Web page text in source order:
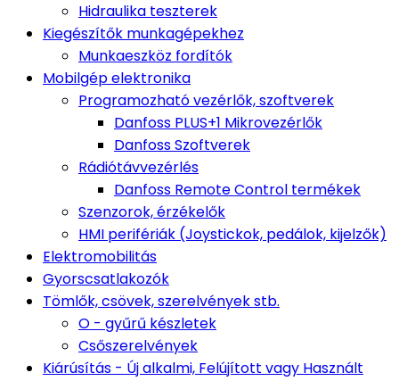
Hidraulika teszterek
Kiegészítők munkagépekhez
Munkaeszköz fordítók
Mobilgép elektronika
Programozható vezérlők, szoftverek
Danfoss PLUS+1 Mikrovezérlők
Danfoss Szoftverek
Rádiótávvezérlés
Danfoss Remote Control termékek
Szenzorok, érzékelők
HMI perifériák (Joystickok, pedálok, kijelzők)
Elektromobilitás
Gyorscsatlakozók
Tömlők, csövek, szerelvények stb.
O - gyűrű készletek
Csőszerelvények
Kiárúsítás - Új alkalmi, Felújított vagy Használt